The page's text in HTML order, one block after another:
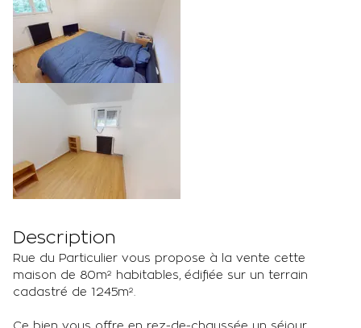
Description
Rue du Particulier vous propose à la vente cette
maison de 80m² habitables, édifiée sur un terrain
cadastré de 1245m².
Ce bien vous offre en rez-de-chaussée un séjour